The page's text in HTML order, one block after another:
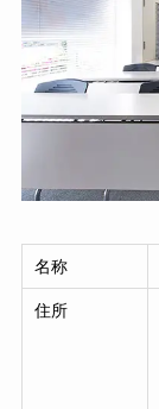
名称
住所